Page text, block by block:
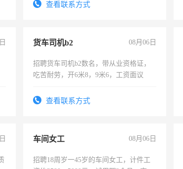
查看联系方式
货车司机b2 08月06日
招聘货车司机b2数名，带从业资格证，
吃苦耐劳，开6米8，9米6，工资面议
查看联系方式
车间女工 08月06日
招聘18周岁一45岁的车间女工，计件工